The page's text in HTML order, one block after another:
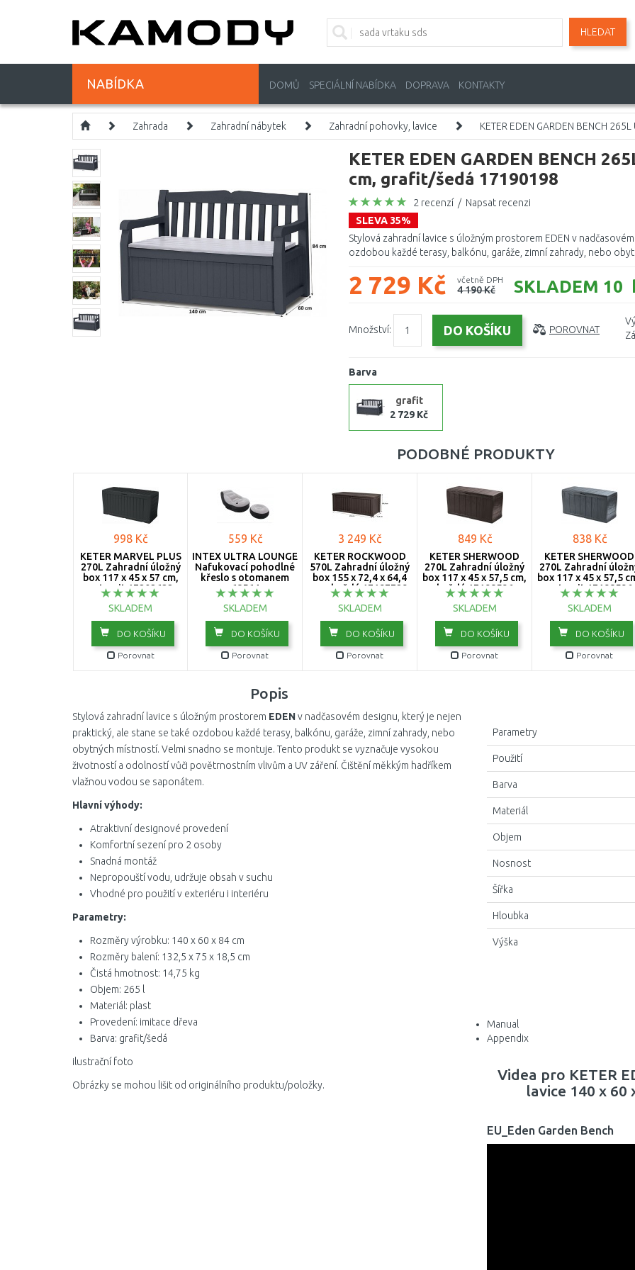
HLEDAT
NABÍDKA DOMŮ SPECIÁLNÍ NABÍDKA DOPRAVA KONTAKTY
Zahrada Zahradní nábytek Zahradní pohovky, lavice KETER EDEN GARDEN BENCH
KETER EDEN GARDEN BENCH
cm, grafit/šedá 17190198
2 recenzí / Napsat recenzi
SLEVA 35%
Stylová zahradní lavice s úložným prostorem EDEN v
ozdobou každé terasy, balkónu, garáže, zimní zahrady, nebo
2 729 Kč včetně DPH
4 190 Kč SKLADEM 10
Množství: POROVNAT
Barva
grafit
2 729 Kč
PODOBNÉ PRODUKTY
998 Kč
KETER MARVEL PLUS
270L Zahradní úložný
box 117 x 45 x 57 cm,
antracit 17202622
SKLADEM
DO KOŠÍKU
Porovnat
559 Kč
INTEX ULTRA LOUNGE
Nafukovací pohodlné
křeslo s otomanem
68564
SKLADEM
DO KOŠÍKU
Porovnat
3 249 Kč
KETER ROCKWOOD
570L Zahradní úložný
box 155 x 72,4 x 64,4
cm, hnědá 17197729
SKLADEM
DO KOŠÍKU
Porovnat
849 Kč
KETER SHERWOOD
270L Zahradní úložný
box 117 x 45 x 57,5 cm,
hnědá 17198596
SKLADEM
DO KOŠÍKU
Porovnat
838 Kč
KETER SHERWOOD
270L Zahradní
box 117 x 45 x 57,5
antracit 17198596
SKLADEM
DO KOŠÍKU
Porovnat
Popis
Stylová zahradní lavice s úložným prostorem EDENv nadčasovém designu, který je nejen
praktický, ale stane se také ozdobou každé terasy, balkónu, garáže, zimní zahrady, nebo
obytných místností. Velmi snadno se montuje. Tento produkt se vyznačuje vysokou
životností a odolností vůči povětrnostním vlivům a UV záření. Čištění měkkým hadříkem
vlažnou vodou se saponátem.
Hlavní výhody:
Atraktivní designové provedení
Komfortní sezení pro 2 osoby
Snadná montáž
Nepropouští vodu, udržuje obsah v suchu
Vhodné pro použití v exteriéru i interiéru
Parametry:
Rozměry výrobku: 140 x 60 x 84 cm
Rozměry balení: 132,5 x 75 x 18,5 cm
Čistá hmotnost: 14,75 kg
Objem: 265 l
Materiál: plast
Provedení: imitace dřeva
Barva: grafit/šedá
ilustrační foto
Obrázky se mohou lišit od originálního produktu/položky.
Parametry
Použití
Barva
Materiál
Objem
Nosnost
Šířka
Hloubka
Výška
Manual
Appendix
Videa pro KETER
lavice 140 x 60
EU_Eden Garden Bench